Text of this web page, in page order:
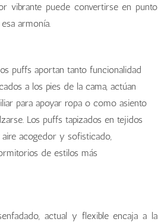
vibrante puede convertirse en punto
armonía.
puffs aportan tanto funcionalidad
a los pies de la cama, actúan
para apoyar ropa o como asiento
Los puffs tapizados en tejidos
acogedor y sofisticado,
de estilos más
actual y flexible encaja a la